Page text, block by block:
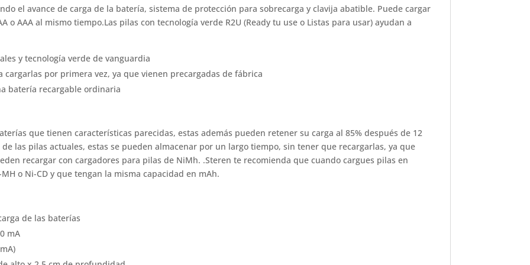
el avance de carga de la batería, sistema de protección para sobrecarga y clavija abatible. Puede cargar
o AAA al mismo tiempo.Las pilas con tecnología verde R2U (Ready tu use o Listas para usar) ayudan a
y tecnología verde de vanguardia
cargarlas por primera vez, ya que vienen precargadas de fábrica
batería recargable ordinaria
que tienen características parecidas, estas además pueden retener su carga al 85% después de 12
las pilas actuales, estas se pueden almacenar por un largo tiempo, sin tener que recargarlas, ya que
recargar con cargadores para pilas de NiMh. .Steren te recomienda que cuando cargues pilas en
o Ni-CD y que tengan la misma capacidad en mAh.
de las baterías
mA